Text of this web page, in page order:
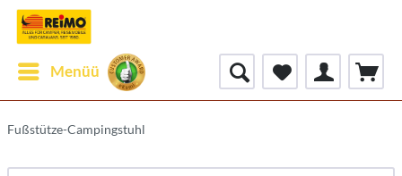
Menüü
Fußstütze-Campingstuhl